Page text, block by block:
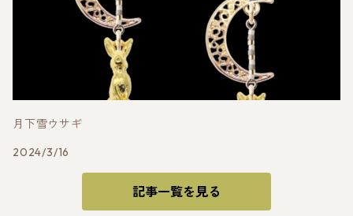
月下雪ウサギ
2024/3/16
記事一覧を見る